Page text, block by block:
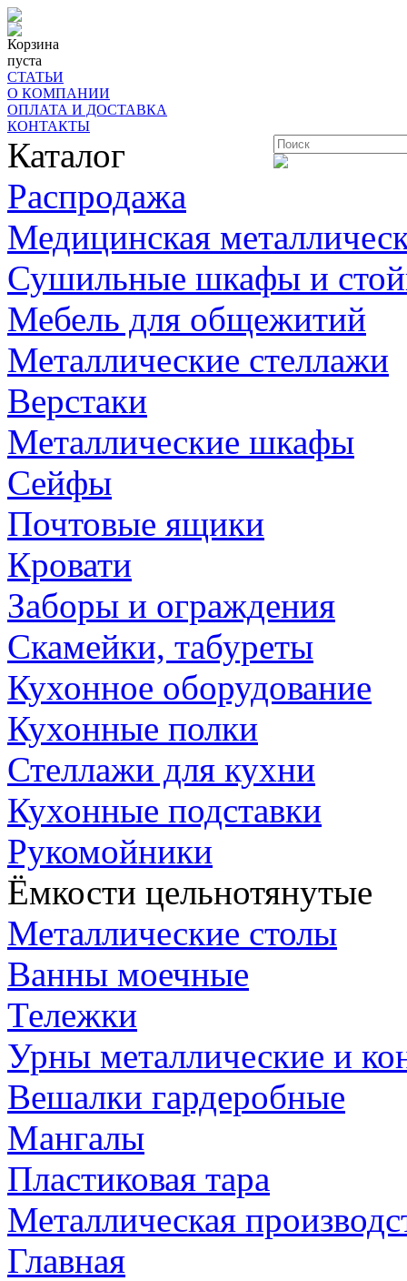
Корзина
пуста
СТАТЬИ
О КОМПАНИИ
ОПЛАТА И ДОСТАВКА
КОНТАКТЫ
Каталог
Распродажа
Медицинская
Сушильные шкафы и
Мебель для общежитий
Металлические стеллажи
Верстаки
Металлические шкафы
Сейфы
Почтовые ящики
Кровати
Заборы и ограждения
Скамейки, табуреты
Кухонное оборудование
Кухонные полки
Стеллажи для кухни
Кухонные подставки
Рукомойники
Ёмкости цельнотянутые
Металлические столы
Ванны моечные
Тележки
Урны металлические и
Вешалки гардеробные
Мангалы
Пластиковая тара
Металлическая
Главная